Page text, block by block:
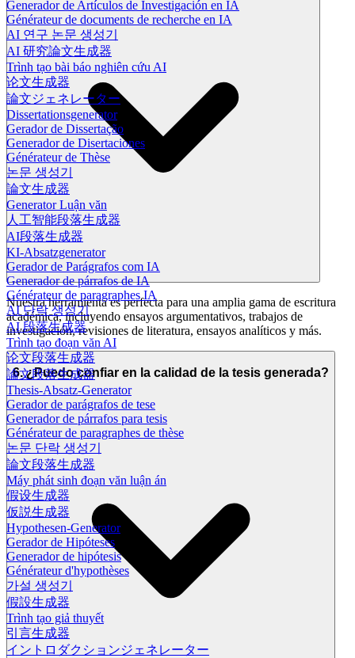
Generador de Artículos de Investigación en IA
Générateur de documents de recherche en IA
AI 연구 논문 생성기
AI 研究論文生成器
Trình tạo bài báo nghiên cứu AI
论文生成器
論文ジェネレーター
Dissertationsgenerator
Gerador de Dissertação
Generador de Disertaciones
Générateur de Thèse
논문 생성기
論文生成器
Generator Luận văn
人工智能段落生成器
AI段落生成器
KI-Absatzgenerator
Gerador de Parágrafos com IA
Generador de párrafos de IA
Générateur de paragraphes IA
AI 단락 생성기
AI 段落生成器
Trình tạo đoạn văn AI
论文段落生成器
論文段落生成器
Thesis-Absatz-Generator
Gerador de parágrafos de tese
Generador de párrafos para tesis
Générateur de paragraphes de thèse
논문 단락 생성기
論文段落生成器
Máy phát sinh đoạn văn luận án
假设生成器
仮説生成器
Hypothesen-Generator
Gerador de Hipóteses
Generador de hipótesis
Générateur d'hypothèses
가설 생성기
假設生成器
Trình tạo giả thuyết
引言生成器
イントロダクションジェネレーター
Nuestra herramienta es perfecta para una amplia gama de escritura
académica, incluyendo ensayos argumentativos, trabajos de
investigación, revisiones de literatura, ensayos analíticos y más.
6. ¿Puedo confiar en la calidad de la tesis generada?